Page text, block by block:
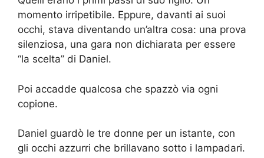
momento irripetibile. Eppure, davanti ai suoi
occhi, stava diventando un’altra cosa: una prova
silenziosa, una gara non dichiarata per essere
“la scelta” di Daniel.
Poi accadde qualcosa che spazzò via ogni
copione.
Daniel guardò le tre donne per un istante, con
gli occhi azzurri che brillavano sotto i lampadari.